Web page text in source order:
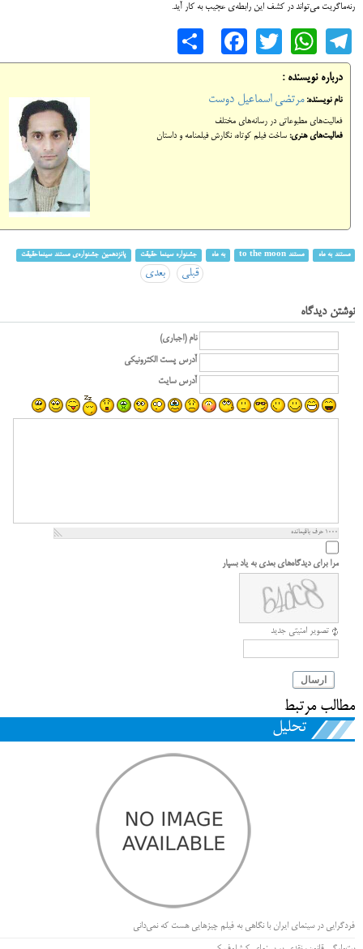
رنه‌ماگریت می‌تواند در کشف این رابطه‌ی عجیب به کار آید.
Telegram
WhatsApp
Twitter
Facebook
درباره نویسنده :
نام نویسنده: مرتضی اسماعیل دوست
فعالیت‌های مطبوعاتی در رسانه‌های مختلف
فعالیت‌های هنری: ساخت فیلم کوتاه، نگارش فیلمنامه و داستان
مستند به ماه مستند to the moon به ماه جشنواره سینما حقیقت پانزدهمین جشنواره‌ی مستند سینما‌حقیقت
قبلی بعدی
نوشتن دیدگاه
نام (اجباری)
آدرس پست الکترونیکی
آدرس سایت
1000 حرف باقیمانده
مرا برای دیدگاه‌های بعدی به یاد بسپار
تصویر امنیتی جدید
ارسال
مطالب مرتبط
تحلیل
فردگرایی در سینمای ایران با نگاهی به فیلم چیزهایی هست که نمی‌دانی